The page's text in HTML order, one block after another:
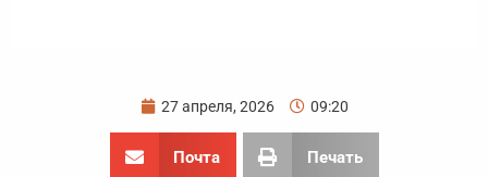
27 апреля, 2026 09:20
Почта Печать